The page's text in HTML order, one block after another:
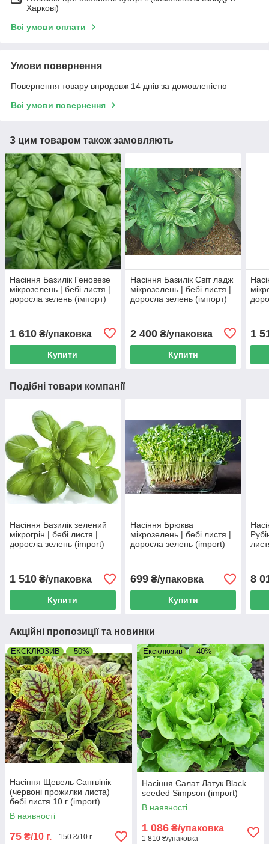
Харкові)
Всі умови оплати
Умови повернення
Повернення товару впродовж 14 днів за домовленістю
Всі умови повернення
З цим товаром також замовляють
Насіння Базилік Геновезе
мікрозелень | бебі листя |
доросла зелень (імпорт)
1 610 ₴/упаковка
Купити
Насіння Базилік Світ ладж
мікрозелень | бебі листя |
доросла зелень (імпорт)
2 400₴/упаковка
Купити
1
Подібні товари компанії
Насіння Базилік зелений
мікрогрін | бебі листя |
доросла зелень (import)
1 510 ₴/упаковка
Купити
Насіння Брюква
мікрозелень | бебі листя |
доросла зелень (import)
699₴/упаковка
Купити
8
Акційні пропозиції та новинки
ЕКСКЛЮЗИВ –50%
Насіння Щевель Сангвінік
(червоні прожилки листа)
бебі листя 10 г (import)
В наявності
75 ₴/10 г. 150 ₴/10 г.
Ексклюзив –40%
Насіння Салат Латук Black
seeded Simpson (import)
В наявності
1 086 ₴/упаковка
1 810 ₴/упаковка